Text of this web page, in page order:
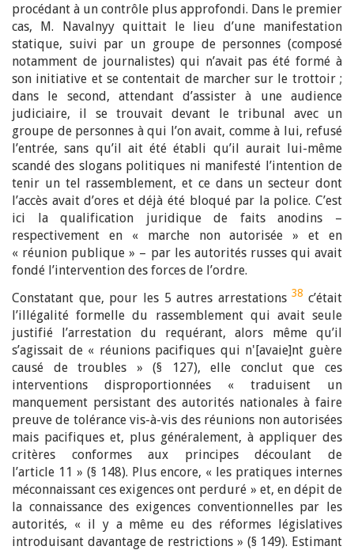
procédant à un contrôle plus approfondi. Dans le premier
cas, M. Navalnyy quittait le lieu d’une manifestation
statique, suivi par un groupe de personnes (composé
notamment de journalistes) qui n’avait pas été formé à
son initiative et se contentait de marcher sur le trottoir ;
dans le second, attendant d’assister à une audience
judiciaire, il se trouvait devant le tribunal avec un
groupe de personnes à qui l’on avait, comme à lui, refusé
l’entrée, sans qu’il ait été établi qu’il aurait lui-même
scandé des slogans politiques ni manifesté l’intention de
tenir un tel rassemblement, et ce dans un secteur dont
l’accès avait d’ores et déjà été bloqué par la police. C’est
ici la qualification juridique de faits anodins –
respectivement en « marche non autorisée » et en
« réunion publique » – par les autorités russes qui avait
fondé l’intervention des forces de l’ordre.
Constatant que, pour les 5 autres arrestations38 c’était
l’illégalité formelle du rassemblement qui avait seule
justifié l’arrestation du requérant, alors même qu’il
s’agissait de « réunions pacifiques qui n'[avaie]nt guère
causé de troubles » (§ 127), elle conclut que ces
interventions disproportionnées « traduisent un
manquement persistant des autorités nationales à faire
preuve de tolérance vis-à-vis des réunions non autorisées
mais pacifiques et, plus généralement, à appliquer des
critères conformes aux principes découlant de
l’article 11 » (§ 148). Plus encore, « les pratiques internes
méconnaissant ces exigences ont perduré » et, en dépit de
la connaissance des exigences conventionnelles par les
autorités, « il y a même eu des réformes législatives
introduisant davantage de restrictions » (§ 149). Estimant